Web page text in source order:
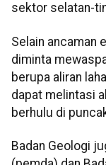
sektor selatan-
Selain ancaman
diminta
berupa aliran
dapat melintasi
berhulu di
Badan Geologi